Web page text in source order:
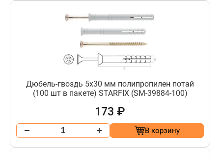
Дюбель-гвоздь 5х30 мм полипропилен потай
(100 шт в пакете) STARFIX (SM-39884-100)
173 ₽
В корзину